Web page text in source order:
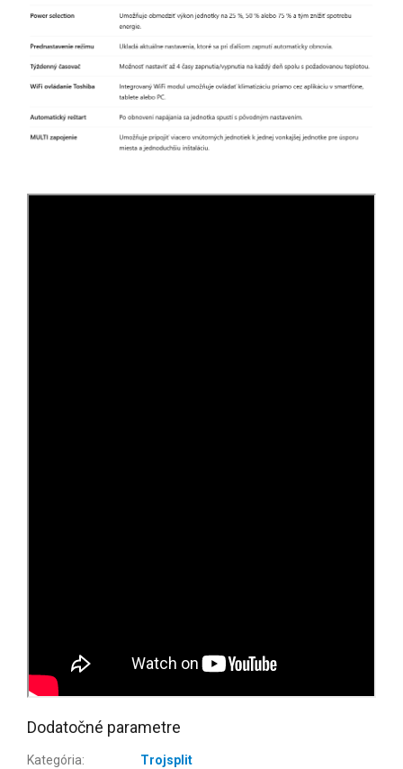
Dodatočné parametre
Kategória:
Trojsplit